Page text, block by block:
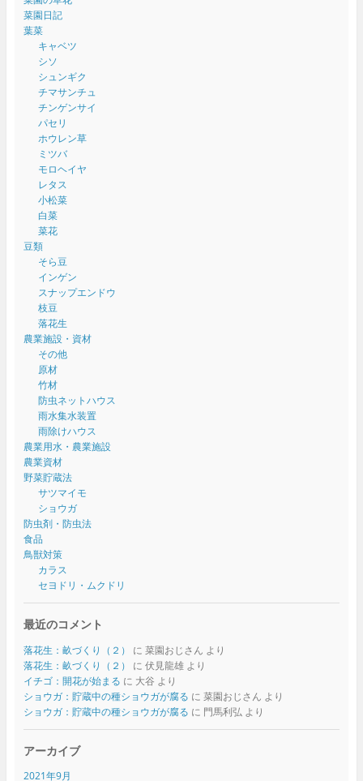
菜園日記
葉菜
キャベツ
シソ
シュンギク
チマサンチュ
チンゲンサイ
パセリ
ホウレン草
ミツバ
モロヘイヤ
レタス
小松菜
白菜
菜花
豆類
そら豆
インゲン
スナップエンドウ
枝豆
落花生
農業施設・資材
その他
原材
竹材
防虫ネットハウス
雨水集水装置
雨除けハウス
農業用水・農業施設
農業資材
野菜貯蔵法
サツマイモ
ショウガ
防虫剤・防虫法
食品
鳥獣対策
カラス
セヨドリ・ムクドリ
最近のコメント
落花生：畝づくり（２） に 菜園おじさん より
落花生：畝づくり（２）
に 伏見龍雄より
イチゴ：開花が始まる に 大谷 より
ショウガ：貯蔵中の種ショウガが腐る に 菜園おじさん より
ショウガ：貯蔵中の種ショウガが腐る に 門馬利弘 より
アーカイブ
2021年9月